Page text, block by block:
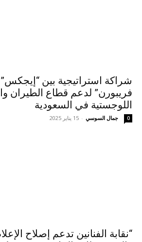
شراكة استراتيجية بين
فريبورن” لدعم قطاع الطيران
اللوجستية في السعودية
جمال السوسي - 15 يناير 2025 0
“نقابة الفنانين تدعم إصلاح